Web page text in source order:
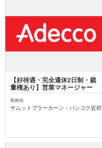
【好待遇・完全週休2日制・裁
量権あり】営業マネージャー
勤務地
サムットプラーカーン・バンコク近郊